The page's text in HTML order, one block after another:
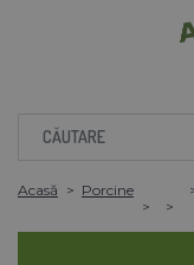
Acasă Porcine